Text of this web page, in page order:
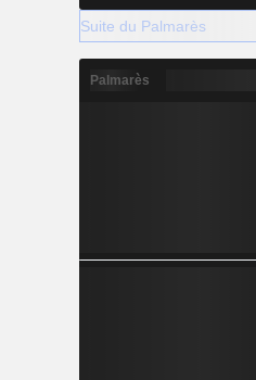
Suite du Palmarès
Palmarès